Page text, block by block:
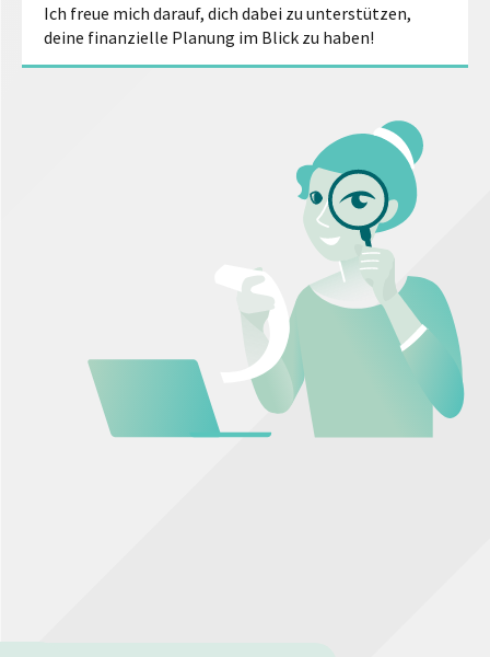
Ich freue mich darauf, dich dabei zu unterstützen,
deine finanzielle Planung im Blick zu haben!